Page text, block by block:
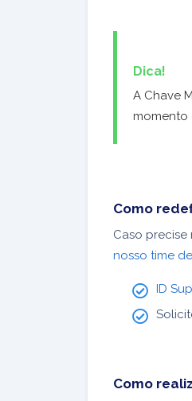
Dica!
A Chave
momento
Como
Caso
nosso time
ID
Como